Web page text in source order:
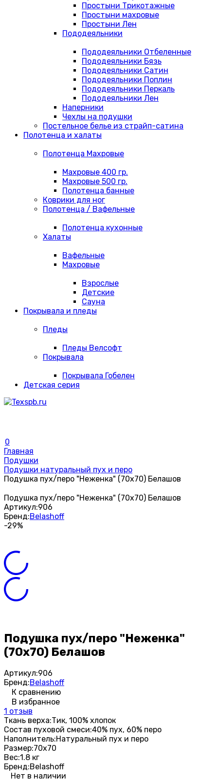
Простыни Трикотажные
Простыни махровые
Простыни Лен
Пододеяльники
Пододеяльники Отбеленные
Пододеяльники Бязь
Пододеяльники Сатин
Пододеяльники Поплин
Пододеяльники Перкаль
Пододеяльники Лен
Наперники
Чехлы на подушки
Постельное белье из страйп-сатина
Полотенца и халаты
Полотенца Махровые
Махровые 400 гр.
Махровые 500 гр.
Полотенца банные
Коврики для ног
Полотенца / Вафельные
Полотенца кухонные
Халаты
Вафельные
Махровые
Взрослые
Детские
Сауна
Покрывала и пледы
Пледы
Пледы Велсофт
Покрывала
Покрывала Гобелен
Детская серия
0
Главная
Подушки
Подушки натуральный пух и перо
Подушка пух/перо "Неженка" (70х70) Белашов
Подушка пух/перо "Неженка" (70х70) Белашов
Артикул:906
Бренд:Belashoff
-29%
Подушка пух/перо "Неженка"
(70х70) Белашов
Артикул:906
Бренд:Belashoff
К сравнению
В избранное
1 отзыв
Ткань верха:Тик, 100% хлопок
Состав пуховой смеси:40% пух, 60% перо
Наполнитель:Натуральный пух и перо
Размер:70х70
Вес:1.8 кг
Бренд:Belashoff
Нет в наличии